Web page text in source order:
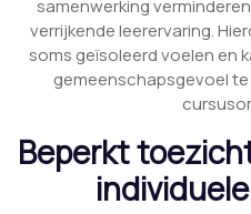
samenwerking
verrijkende leerervaring.
soms geïsoleerd voelen en
gemeenschapsgevoel
Beperkt